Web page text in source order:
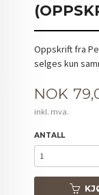
Oppskrift fra
selges kun
Pris
NOK
inkl. mva.
ANTALL